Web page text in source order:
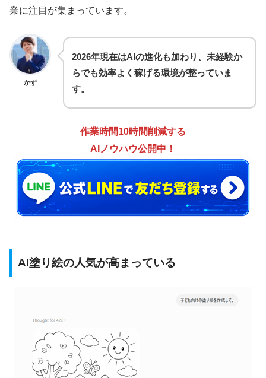
業に注目が集まっています。
かず
2026年現在はAIの進化も加わり、未経験か
らでも効率よく稼げる環境が整っていま
す。
作業時間10時間削減する
AIノウハウ公開中！
AI塗り絵の人気が高まっている